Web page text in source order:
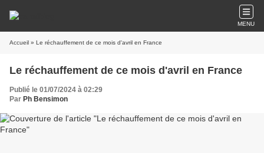
MENU
Accueil » Le réchauffement de ce mois d'avril en France
Le réchauffement de ce mois d'avril en France
Publié le 01/07/2024 à 02:29
Par Ph Bensimon